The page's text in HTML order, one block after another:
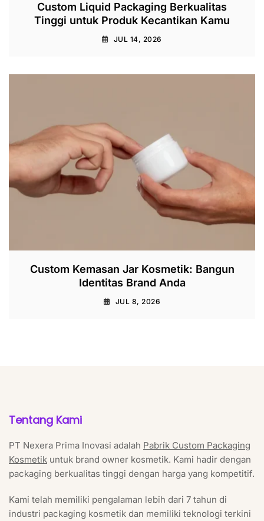
Custom Liquid Packaging Berkualitas
Tinggi untuk Produk Kecantikan Kamu
JUL 14, 2026
Custom Kemasan Jar Kosmetik: Bangun
Identitas Brand Anda
JUL 8, 2026
Tentang Kami
PT Nexera Prima Inovasi adalah Pabrik Custom Packaging
Kosmetik untuk brand owner kosmetik. Kami hadir dengan
packaging berkualitas tinggi dengan harga yang kompetitif.
Kami telah memiliki pengalaman lebih dari 7 tahun di
industri packaging kosmetik dan memiliki teknologi terkini